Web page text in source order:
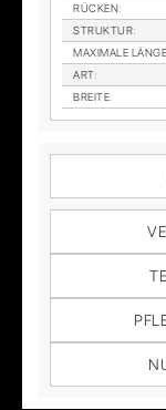
RÜ­CKEN:
STRUK­TUR:
MA­XI­MA­LE LÄN­GE
ART:
BREI­TE: